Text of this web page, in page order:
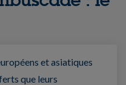
et asiatiques
que leurs